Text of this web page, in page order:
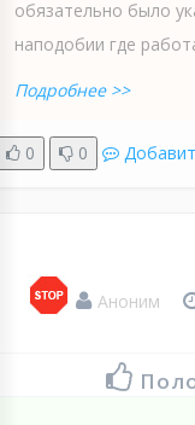
обязательно было
наподобии где
Подробнее >>
0 0
Аноним